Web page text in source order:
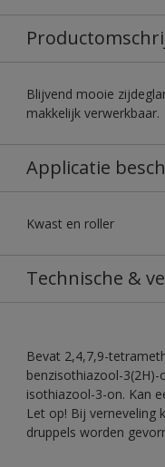
Blijvend mooie
makkelijk verwerkbaar.
Applicatie
Kwast en roller
Technische &
Bevat 2,4,7,9-
benzisothiazool-
isothiazool-3-on. Kan
Let op! Bij verneveling
druppels worden